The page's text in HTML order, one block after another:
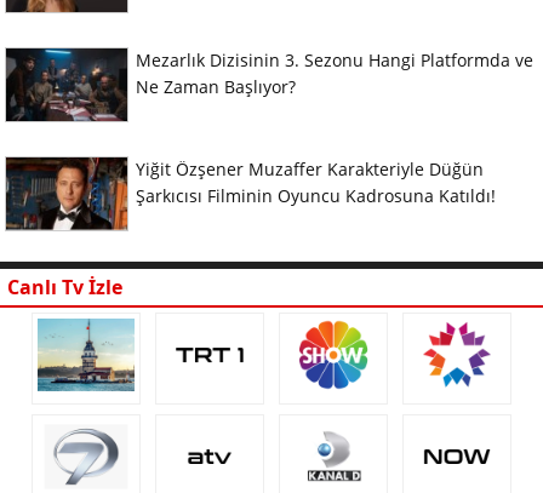
Mezarlık Dizisinin 3. Sezonu Hangi Platformda ve
Ne Zaman Başlıyor?
Yiğit Özşener Muzaffer Karakteriyle Düğün
Şarkıcısı Filminin Oyuncu Kadrosuna Katıldı!
Canlı Tv İzle